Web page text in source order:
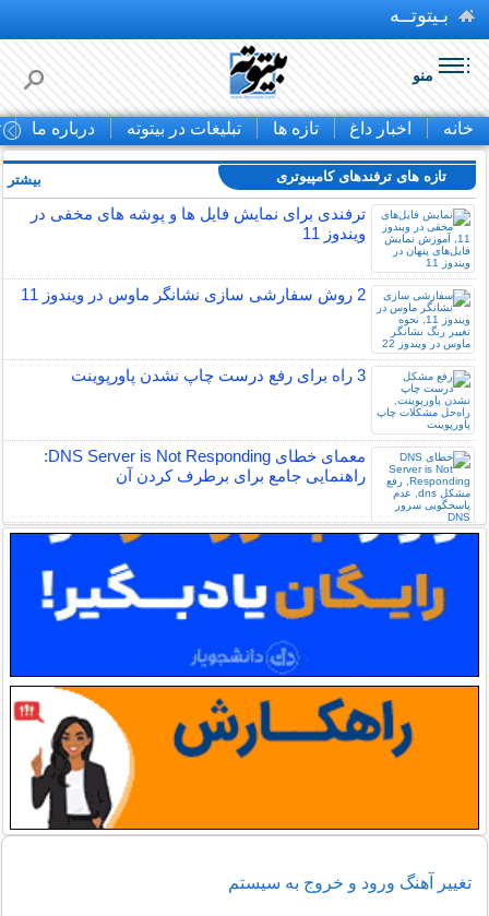
بـیتوتــه
منو
خانه اخبار داغ تازه ها تبلیغات در بیتوته درباره ما
تازه های ترفندهای کامپیوتری
ترفندی برای نمایش فایل ها و پوشه های مخفی در
ویندوز 11
2 روش سفارشی سازی نشانگر ماوس در ویندوز 11
3 راه برای رفع درست چاپ نشدن پاورپوینت
معمای خطای DNS Server is Not Responding:
راهنمایی جامع برای برطرف کردن آن
بیشتر
تغيير آهنگ ورود و خروج به سیستم